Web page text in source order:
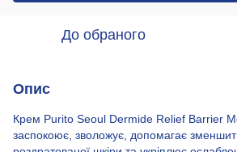
До обраного
Опис
Крем Purito Seoul Dermide Relief Barrier
заспокоює, зволожує, допомагає